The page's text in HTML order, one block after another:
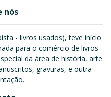
nós
- livros usados), teve início
para o comércio de livros
da área de história, arte
gravuras, e outra